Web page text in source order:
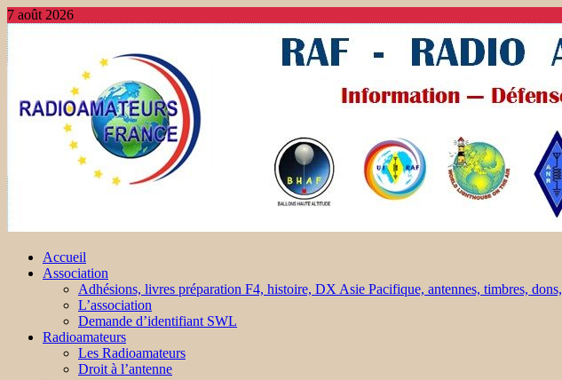
7 août 2026
Accueil
Association
Adhésions, livres préparation F4, histoire, DX Asie Pacifique, antennes, timbres, dons,
L’association
Demande d’identifiant SWL
Radioamateurs
Les Radioamateurs
Droit à l’antenne